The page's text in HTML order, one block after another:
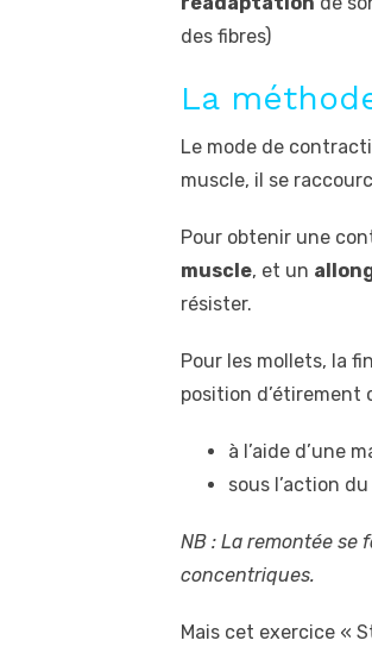
des fibres)
La
Le mode de
muscle, il se
Pour obtenir une
muscle, et un
résister.
Pour les mollets, la
position d’étirement
à l’aide d’une
sous l’action du
NB : La remontée se
concentriques.
Mais cet exercice «